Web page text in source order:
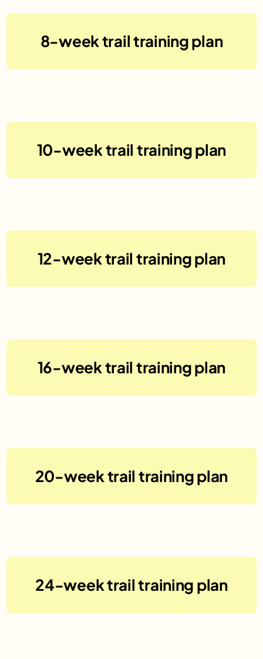
8-week trail training plan
10-week trail training plan
12-week trail training plan
16-week trail training plan
20-week trail training plan
24-week trail training plan